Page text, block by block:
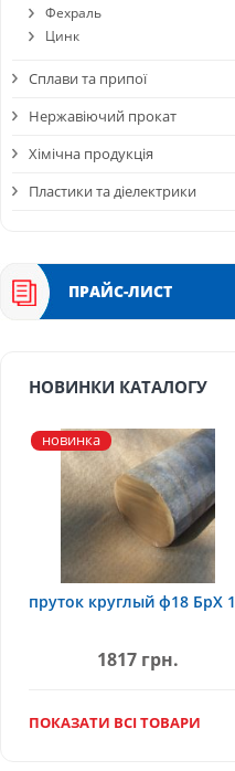
Фехраль
Цинк
Сплави та припої
Нержавіючий прокат
Хімічна продукція
Пластики та діелектрики
ПРАЙС-ЛИСТ
НОВИНКИ КАТАЛОГУ
новинка
пруток круглый ф18 БрХ 1
1817 грн.
ПОКАЗАТИ ВСІ ТОВАРИ